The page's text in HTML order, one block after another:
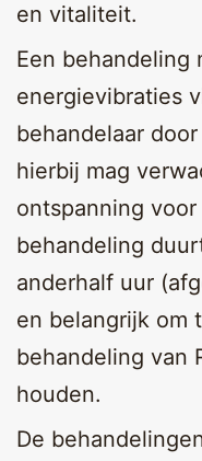
en vitaliteit.
Een behandeling
energievibraties
behandelaar
hierbij mag
ontspanning
behandeling
anderhalf uur
en belangrijk om
behandeling van
houden.
De